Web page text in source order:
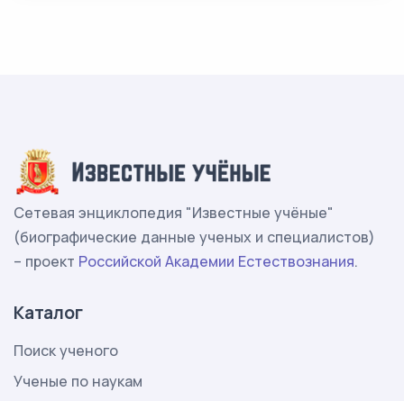
Сетевая энциклопедия "Известные учёные"
(биографические данные ученых и специалистов)
– проект Российской Академии Естествознания.
Каталог
Поиск ученого
Ученые по наукам